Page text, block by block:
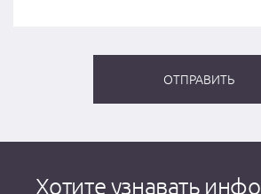
Хотите узнавать